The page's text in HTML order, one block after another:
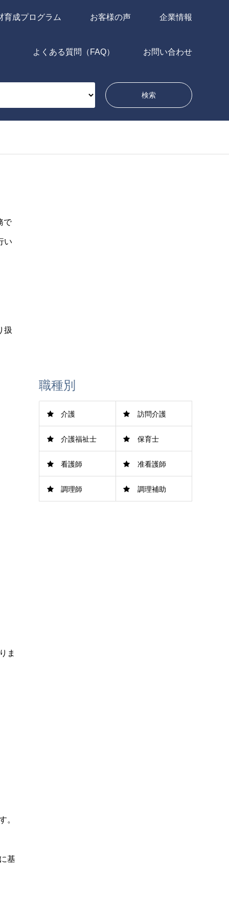
育成プログラム お客様の声 企業情報
よくある質問（FAQ） お問い合わせ
で
い
扱
ま
。
基
職種別
介護 訪問介護
介護福祉士 保育士
看護師 准看護師
調理師 調理補助